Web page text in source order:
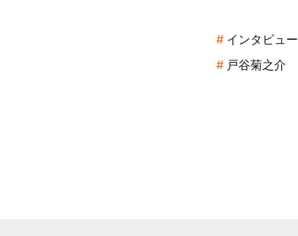
インタビュー
戸谷菊之介